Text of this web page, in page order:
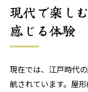
現代で楽し
感じる体験
現在では、江戸時代
航されています。屋